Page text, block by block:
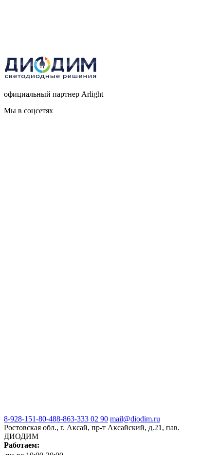
официальный партнер Arlight
Мы в соцсетях
8-928-151-80-488-863-333 02 90 mail@diodim.ru
Ростовская обл., г. Аксай, пр-т Аксайский, д.21, пав.
ДИОДИМ
Работаем: